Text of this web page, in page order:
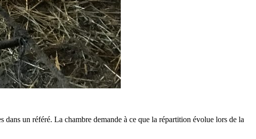
un référé. La chambre demande à ce que la répartition évolue lors de la